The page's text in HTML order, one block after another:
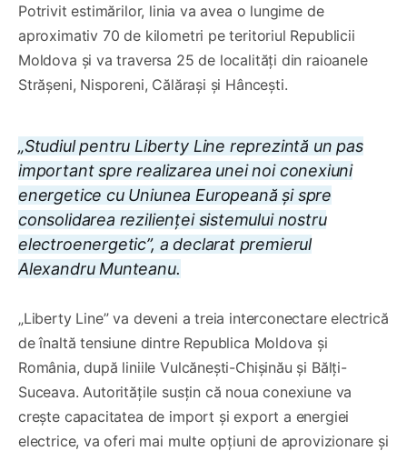
Potrivit estimărilor, linia va avea o lungime de
aproximativ 70 de kilometri pe teritoriul Republicii
Moldova și va traversa 25 de localități din raioanele
Strășeni, Nisporeni, Călărași și Hâncești.
„Studiul pentru Liberty Line reprezintă un pas
important spre realizarea unei noi conexiuni
energetice cu Uniunea Europeană și spre
consolidarea rezilienței sistemului nostru
electroenergetic”, a declarat premierul
Alexandru Munteanu.
„Liberty Line” va deveni a treia interconectare electrică
de înaltă tensiune dintre Republica Moldova și
România, după liniile Vulcănești-Chișinău și Bălți-
Suceava. Autoritățile susțin că noua conexiune va
crește capacitatea de import și export a energiei
electrice, va oferi mai multe opțiuni de aprovizionare și